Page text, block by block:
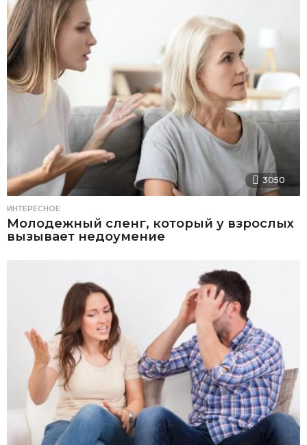
3050
ИНТЕРЕСНОЕ
Молодежный сленг, который у взрослых
вызывает недоумение